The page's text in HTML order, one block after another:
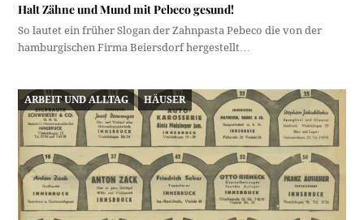
Halt Zähne und Mund mit Pebeco gesund!
So lautet ein früher Slogan der Zahnpasta Pebeco die von der
hamburgischen Firma Beiersdorf hergestellt…
ARBEIT UND ALLTAG HÄUSER